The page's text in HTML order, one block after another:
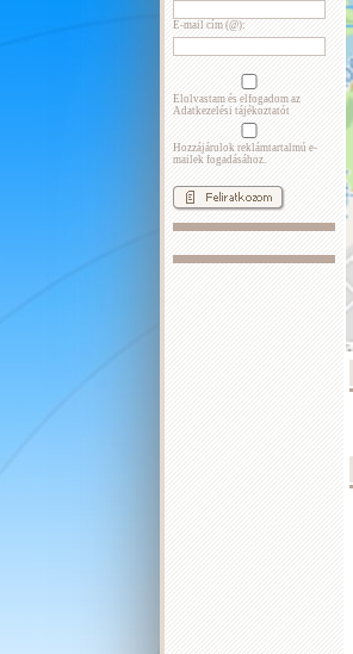
E-mail cím (@):
Elolvastam és elfogadom az
Adatkezelési tájékoztatót
Hozzájárulok reklámtartalmú e-
mailek fogadásához.